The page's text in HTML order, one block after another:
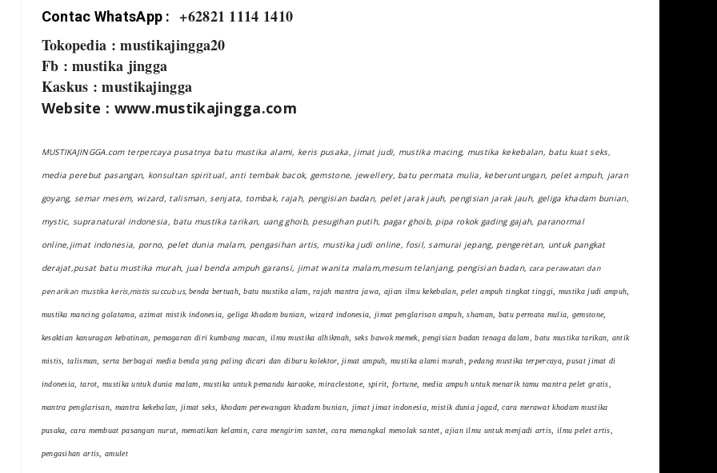
Contac WhatsApp :
+62821 1114 1410
Tokopedia : mustikajingga20
Fb : mustika jingga
Kaskus : mustikajingga
Website : www.mustikajingga.com
MUSTIKAJINGGA.com terpercaya pusatnya batu mustika alami, keris pusaka, jimat judi, mustika macing, mustika kekebalan, batu kuat seks,
media perebut pasangan, konsultan spiritual, anti tembak bacok, gemstone, jewellery, batu permata mulia, keberuntungan, pelet ampuh, jaran
goyang, semar mesem, wizard, talisman, senjata, tombak, rajah, pengisian badan, pelet jarak jauh, pengisian jarak jauh, geliga khadam bunian,
mystic, supranatural indonesia, batu mustika tarikan, uang ghoib, pesugihan putih, pagar ghoib, pipa rokok gading gajah, paranormal
online,jimat indonesia, porno, pelet dunia malam, pengasihan artis, mustika judi online, fosil, samurai jepang, pengeretan, untuk pangkat
derajat,pusat batu mustika murah, jual benda ampuh garansi, jimat wanita malam,mesum telanjang, pengisian badan, cara perawatan dan
penarikan mustika keris,mistis succubus, benda bertuah, batu mustika alam, rajah mantra jawa, ajian ilmu kekebalan, pelet ampuh tingkat tinggi, mustika judi ampuh,
mustika mancing galatama, azimat mistik indonesia, geliga khadam bunian, wizard indonesia, jimat penglarisan ampuh, shaman, batu permata mulia, gemstone,
kesaktian kanuragan kebatinan, pemagaran diri kumbang macan, ilmu mustika alhikmah, seks bawok memek, pengisian badan tenaga dalam, batu mustika tarikan, antik
mistis, talisman, serta berbagai media benda yang paling dicari dan diburu kolektor, jimat ampuh, mustika alami murah, pedang mustika terpercaya, pusat jimat di
indonesia, tarot, mustika untuk dunia malam, mustika untuk pemandu karaoke, miraclestone, spirit, fortune, media ampuh untuk menarik tamu mantra pelet gratis,
mantra penglarisan, mantra kekebalan, jimat seks, khodam perewangan khadam bunian, jimat jimat indonesia, mistik dunia jagad, cara merawat khodam mustika
pusaka, cara membuat pasangan nurut, mematikan kelamin, cara mengirim santet, cara menangkal menolak santet, ajian ilmu untuk menjadi artis, ilmu pelet artis,
pengasihan artis, amulet